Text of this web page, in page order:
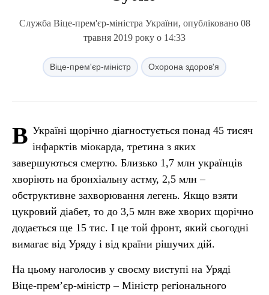
Служба Віце-прем'єр-міністра України, опубліковано 08
травня 2019 року о 14:33
Віце-прем'єр-міністр Охорона здоров'я
В Україні щорічно діагностується понад 45 тисяч
інфарктів міокарда, третина з яких
завершуються смертю. Близько 1,7 млн українців
хворіють на бронхіальну астму, 2,5 млн –
обструктивне захворювання легень. Якщо взяти
цукровий діабет, то до 3,5 млн вже хворих щорічно
додається ще 15 тис. І це той фронт, який сьогодні
вимагає від Уряду і від країни рішучих дій.
На цьому наголосив у своєму виступі на Уряді
Віце-прем’єр-міністр – Міністр регіонального